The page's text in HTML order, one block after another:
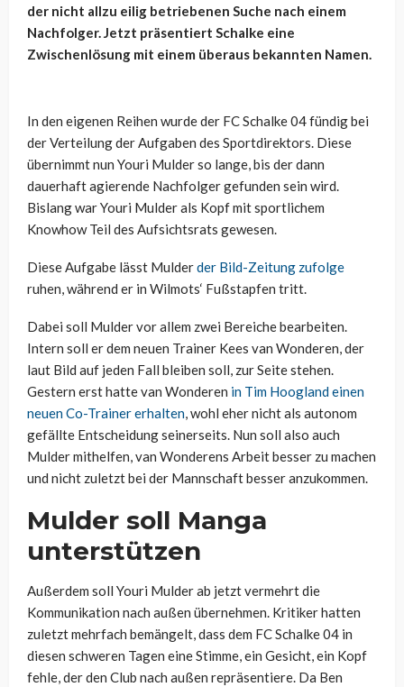
der nicht allzu eilig betriebenen Suche nach einem
Nachfolger. Jetzt präsentiert Schalke eine
Zwischenlösung mit einem überaus bekannten Namen.
In den eigenen Reihen wurde der FC Schalke 04 fündig bei
der Verteilung der Aufgaben des Sportdirektors. Diese
übernimmt nun Youri Mulder so lange, bis der dann
dauerhaft agierende Nachfolger gefunden sein wird.
Bislang war Youri Mulder als Kopf mit sportlichem
Knowhow Teil des Aufsichtsrats gewesen.
Diese Aufgabe lässt Mulderder Bild-Zeitung zufolge
ruhen, während er in Wilmots‘ Fußstapfen tritt.
Dabei soll Mulder vor allem zwei Bereiche bearbeiten.
Intern soll er dem neuen Trainer Kees van Wonderen, der
laut Bild auf jeden Fall bleiben soll, zur Seite stehen.
Gestern erst hatte van Wonderen in Tim Hoogland einen
neuen Co-Trainer erhalten, wohl eher nicht als autonom
gefällte Entscheidung seinerseits. Nun soll also auch
Mulder mithelfen, van Wonderens Arbeit besser zu machen
und nicht zuletzt bei der Mannschaft besser anzukommen.
Mulder soll Manga
unterstützen
Außerdem soll Youri Mulder ab jetzt vermehrt die
Kommunikation nach außen übernehmen. Kritiker hatten
zuletzt mehrfach bemängelt, dass dem FC Schalke 04 in
diesen schweren Tagen eine Stimme, ein Gesicht, ein Kopf
fehle, der den Club nach außen repräsentiere. Da Ben